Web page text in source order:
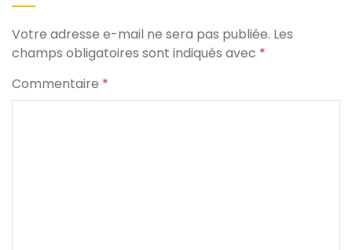
Votre adresse e-mail ne sera pas publiée. Les
champs obligatoires sont indiqués avec *
Commentaire *